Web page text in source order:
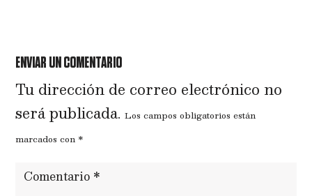
ENVIAR UN COMENTARIO
Tu dirección de correo electrónico no
será publicada. Los campos obligatorios están
marcados con *